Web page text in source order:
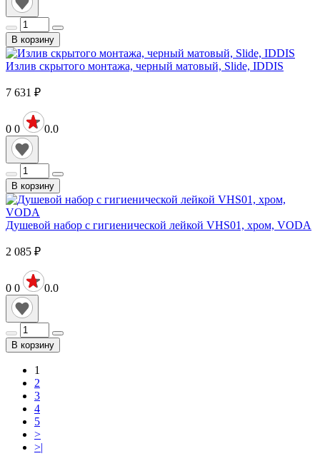
В корзину
Излив скрытого монтажа, черный матовый, Slide, IDDIS
7 631 ₽
0 0 0.0
В корзину
Душевой набор с гигиенической лейкой VHS01, хром, VODA
2 085 ₽
0 0 0.0
В корзину
1
2
3
4
5
>
>|